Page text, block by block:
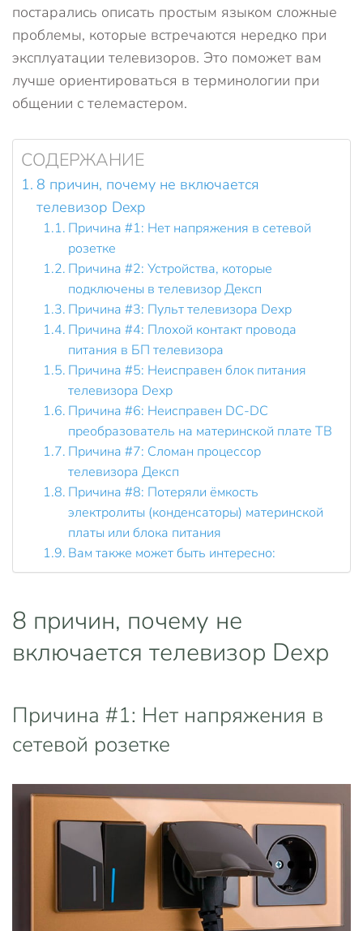
постарались описать простым языком сложные
проблемы, которые встречаются нередко при
эксплуатации телевизоров. Это поможет вам
лучше ориентироваться в терминологии при
общении с телемастером.
СОДЕРЖАНИЕ
8 причин, почему не включается
телевизор Dexp
Причина #1: Нет напряжения в сетевой
розетке
Причина #2: Устройства, которые
подключены в телевизор Дексп
Причина #3: Пульт телевизора Dexp
Причина #4: Плохой контакт провода
питания в БП телевизора
Причина #5: Неисправен блок питания
телевизора Dexp
Причина #6: Неисправен DC-DC
преобразователь на материнской плате ТВ
Причина #7: Сломан процессор
телевизора Дексп
Причина #8: Потеряли ёмкость
электролиты (конденсаторы) материнской
платы или блока питания
Вам также может быть интересно:
8 причин, почему не
включается телевизор Dexp
Причина #1: Нет напряжения в
сетевой розетке